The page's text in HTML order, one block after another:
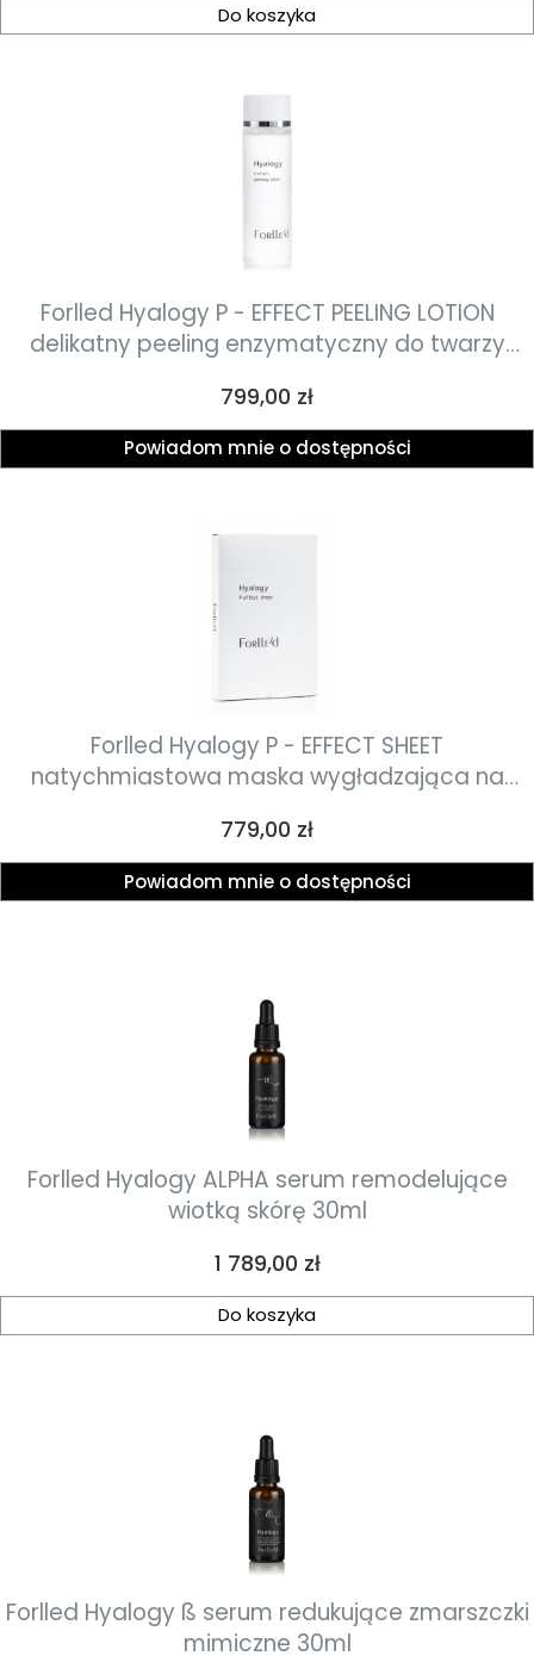
Do koszyka
Forlled Hyalogy P - EFFECT PEELING LOTION
delikatny peeling enzymatyczny do twarzy
Cena
799,00 zł
Powiadom mnie o dostępności
Forlled Hyalogy P - EFFECT SHEET
natychmiastowa maska wygładzająca na
Cena
779,00 zł
Powiadom mnie o dostępności
Forlled Hyalogy ALPHA serum remodelujące
wiotką skórę 30ml
Cena
1 789,00 zł
Do koszyka
Forlled Hyalogy ß serum redukujące zmarszczki
mimiczne 30ml